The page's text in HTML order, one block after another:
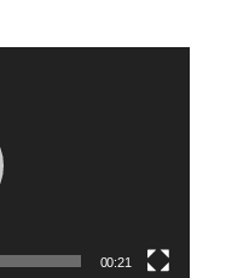
00:21